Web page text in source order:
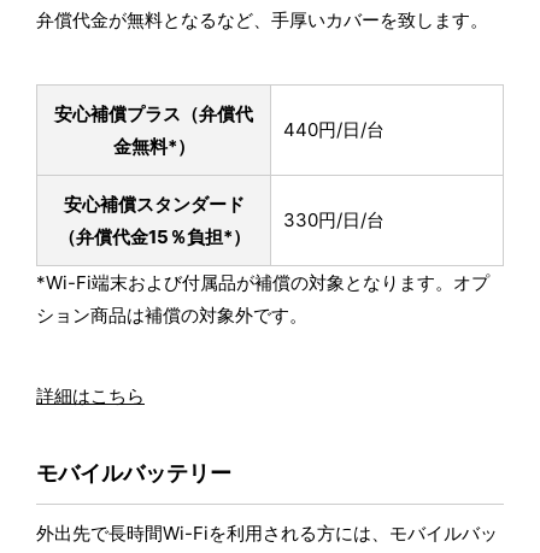
弁償代金が無料となるなど、手厚いカバーを致します。
安心補償プラス （弁償代
金無料*）
440円/日/台
安心補償スタンダード
（弁償代金15％負担*）
330円/日/台
*Wi-Fi端末および付属品が補償の対象となります。オプ
ション商品は補償の対象外です。
詳細はこちら
モバイルバッテリー
外出先で長時間Wi-Fiを利用される方には、モバイルバッ